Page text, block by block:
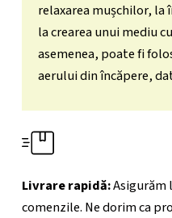
relaxarea mușchilor,
la crearea unui mediu
asemenea, poate fi
aerului din încăpere,
Livrare rapidă:
comenzile. Ne dorim ca